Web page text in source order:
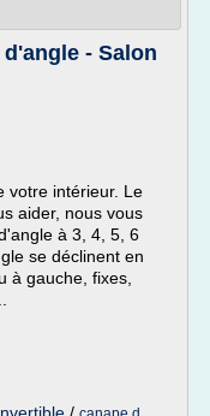
- Salon
votre intérieur. Le
aider, nous vous
à 3, 4, 5, 6
se déclinent en
à gauche, fixes,